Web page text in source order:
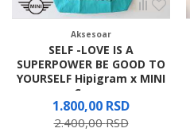
Aksesoar
SELF -LOVE IS A
SUPERPOWER BE GOOD TO
YOURSELF Hipigram x MINI
Ceger
1.800,00 RSD
2.400,00RSD